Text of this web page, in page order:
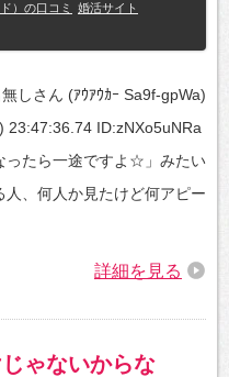
）の口コミ
婚活サイト
しさん (ｱｳｱｳｶｰ Sa9f-gpWa)
23:47:36.74 ID:zNXo5uNRa
ったら一途ですよ☆」みたい
人、何人か見たけど何アピー
詳細を見る
ゃないからな